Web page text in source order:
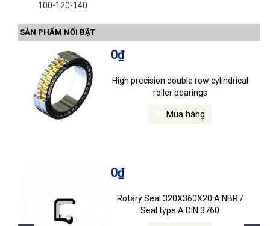
100-120-140
SẢN PHẨM NỔI BẬT
0₫
High precision double row cylindrical
roller bearings
Mua hàng
0₫
Rotary Seal 320X360X20 A NBR /
Seal type A DIN 3760